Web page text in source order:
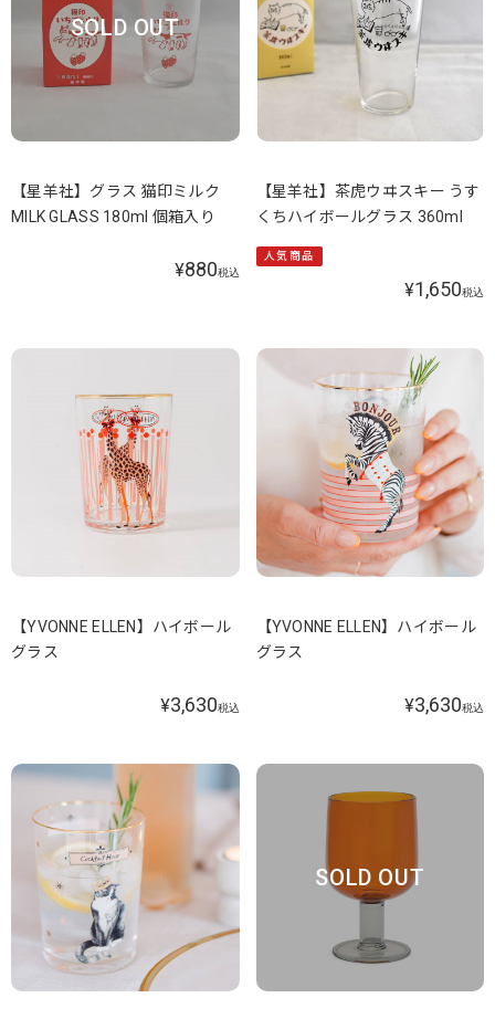
SOLD OUT
【星羊社】グラス 猫印ミルク
MILK GLASS 180ml 個箱入り
¥880税込
【星羊社】茶虎ウヰスキー うす
くちハイボールグラス 360ml
人気商品
¥1,650税込
【YVONNE ELLEN】ハイボール
グラス
¥3,630税込
【YVONNE ELLEN】ハイボール
グラス
¥3,630税込
SOLD OUT